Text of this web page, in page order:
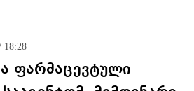
18:28
ფარმაცევტული